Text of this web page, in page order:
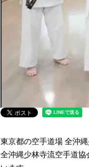
東京都の空手道場 全沖
全沖縄少林寺流空手道